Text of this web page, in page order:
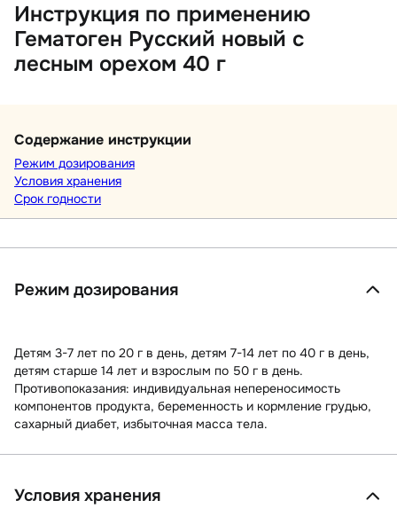
Инструкция по применению
Гематоген Русский новый с
лесным орехом 40 г
Содержание инструкции
Режим дозирования
Условия хранения
Срок годности
Режим дозирования
Детям 3-7 лет по 20 г в день, детям 7-14 лет по 40 г в день,
детям старше 14 лет и взрослым по 50 г в день.
Противопоказания: индивидуальная непереносимость
компонентов продукта, беременность и кормление грудью,
сахарный диабет, избыточная масса тела.
Условия хранения